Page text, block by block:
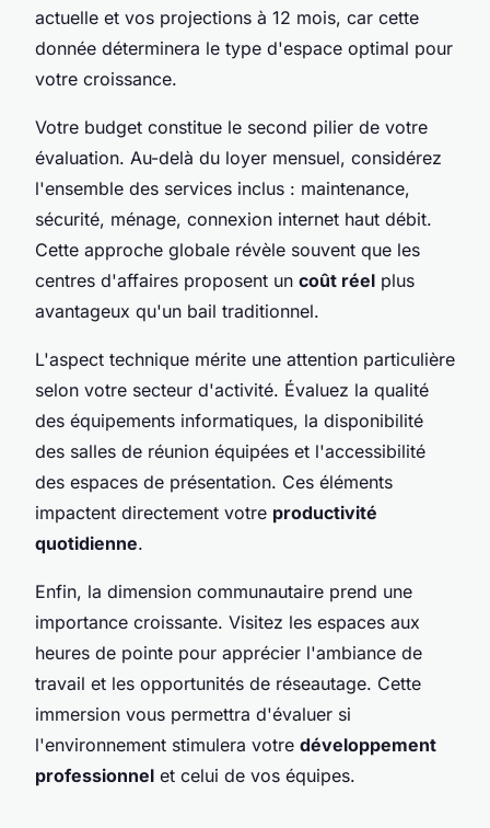
actuelle et vos projections à 12 mois, car cette
donnée déterminera le type d'espace optimal pour
votre croissance.
Votre budget constitue le second pilier de votre
évaluation. Au-delà du loyer mensuel, considérez
l'ensemble des services inclus : maintenance,
sécurité, ménage, connexion internet haut débit.
Cette approche globale révèle souvent que les
centres d'affaires proposent un coût réel plus
avantageux qu'un bail traditionnel.
L'aspect technique mérite une attention particulière
selon votre secteur d'activité. Évaluez la qualité
des équipements informatiques, la disponibilité
des salles de réunion équipées et l'accessibilité
des espaces de présentation. Ces éléments
impactent directement votre productivité
quotidienne.
Enfin, la dimension communautaire prend une
importance croissante. Visitez les espaces aux
heures de pointe pour apprécier l'ambiance de
travail et les opportunités de réseautage. Cette
immersion vous permettra d'évaluer si
l'environnement stimulera votre développement
professionnel et celui de vos équipes.